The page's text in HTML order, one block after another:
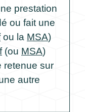
prestation
ou fait une
ou la MSA)
(ou MSA)
retenue sur
autre